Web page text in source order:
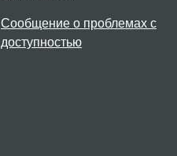
Сообщение о проблемах с
доступностью